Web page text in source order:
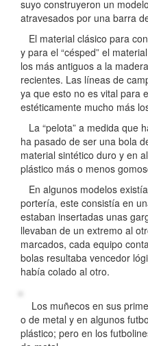
suyo construyeron un
atravesados por una barra
El material clásico para
y para el “césped” el
los más antiguos a la
recientes. Las líneas de
ya que esto no es vital para
estéticamente mucho más
La “pelota” a medida que
ha pasado de ser una bola
material sintético duro y en
plástico más o menos
En algunos modelos
portería, este consistía en
estaban insertadas unas
llevaban de un extremo al
marcados, cada equipo
bolas resultaba vencedor
había colado al otro.
Los muñecos en sus
o de metal y en algunos
plástico; pero en los